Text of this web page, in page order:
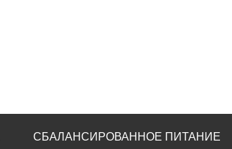
СБАЛАНСИРОВАННОЕ ПИТАНИЕ